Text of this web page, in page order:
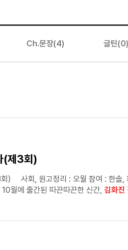
Ch.문장(4) 글틴(0)
(제3회)
사회, 원고정리 : 오월 참여 : 한솔,
월에 출간된 따끈따끈한 신간, 김화진
파에게 사실은 천희가 청둥오리라는